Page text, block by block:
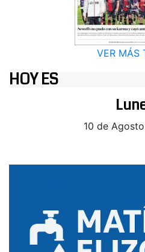
VER MÁS
HOY ES
10 de